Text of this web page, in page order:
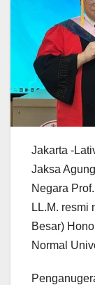
Jakarta -
Jaksa
Negara
LL.M. resmi
Besar)
Normal